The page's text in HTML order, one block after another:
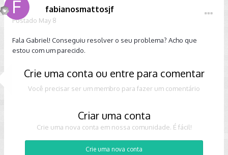
fabianosmattosjf
Postado May 8
Fala Gabriel! Conseguiu resolver o seu problema? Acho que
estou com um parecido.
Crie uma conta ou entre para comentar
Você precisar ser um membro para fazer um comentário
Criar uma conta
Crie uma nova conta em nossa comunidade. É fácil!
Crie uma nova conta